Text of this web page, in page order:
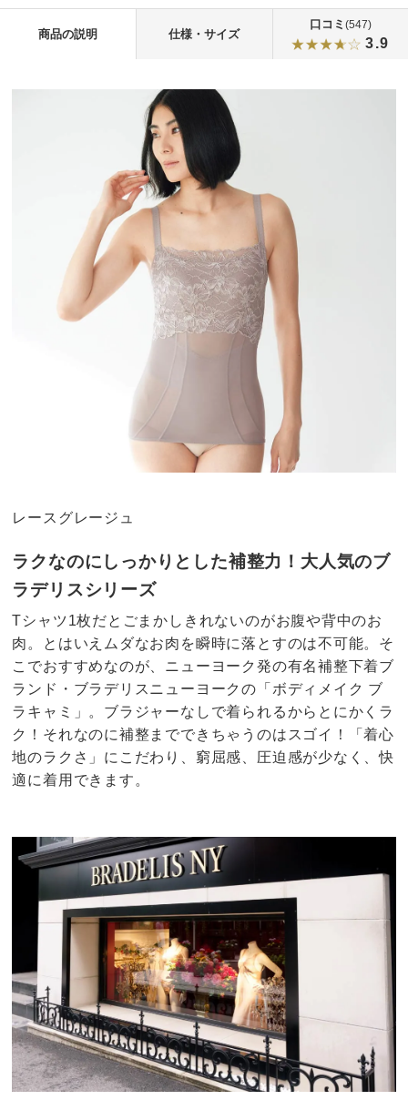
商品の説明 仕様・サイズ
口コミ (547)
3.9
レースグレージュ
ラクなのにしっかりとした補整力！大人気のブ
ラデリスシリーズ
Tシャツ1枚だとごまかしきれないのがお腹や背中のお
肉。とはいえムダなお肉を瞬時に落とすのは不可能。そ
こでおすすめなのが、ニューヨーク発の有名補整下着ブ
ランド・ブラデリスニューヨークの「ボディメイク ブ
ラキャミ」。ブラジャーなしで着られるからとにかくラ
ク！それなのに補整までできちゃうのはスゴイ！「着心
地のラクさ」にこだわり、窮屈感、圧迫感が少なく、快
適に着用できます。